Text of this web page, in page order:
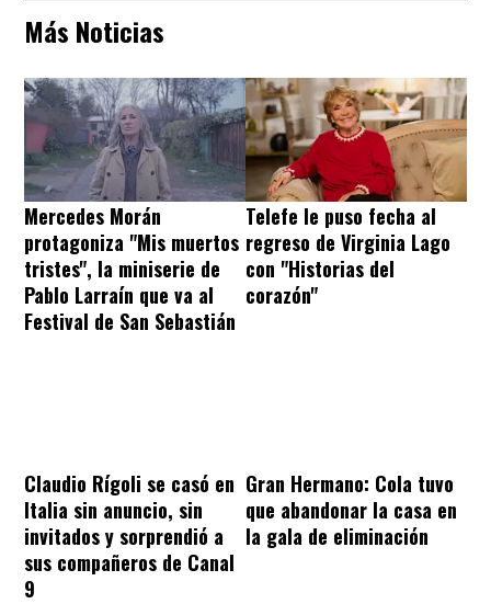
Más Noticias
Mercedes Morán
protagoniza "Mis muertos
tristes", la miniserie de
Pablo Larraín que va al
Festival de San Sebastián
Telefe le puso fecha al
regreso de Virginia Lago
con "Historias del
corazón"
Claudio Rígoli se casó en
Italia sin anuncio, sin
invitados y sorprendió a
sus compañeros de Canal
9
Gran Hermano: Cola tuvo
que abandonar la casa en
la gala de eliminación